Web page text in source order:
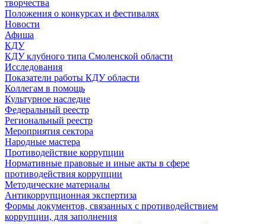
творчества
Положения о конкурсах и фестивалях
Новости
Афиша
КДУ
КДУ клубного типа Смоленской области
Исследования
Показатели работы КДУ области
Коллегам в помощь
Культурное наследие
Федеральный реестр
Региональный реестр
Мероприятия сектора
Народные мастера
Противодействие коррупции
Нормативные правовые и иные акты в сфере
противодействия коррупции
Методические материалы
Антикоррупционная экспертиза
Формы документов, связанных с противодействием
коррупции, для заполнения